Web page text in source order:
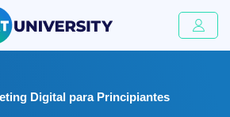
Digital para Principiantes